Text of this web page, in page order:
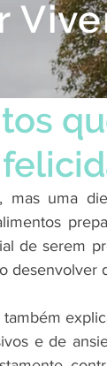
mas uma
de serem
desenvolver
e de